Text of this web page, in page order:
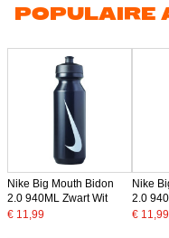
POPULAIRE
Nike Big Mouth Bidon
2.0 940ML Zwart Wit
€ 11,99
Nike
2.0
€ 11,99